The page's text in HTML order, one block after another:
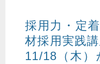
採用力・定
材採用実践講
11/18（木）